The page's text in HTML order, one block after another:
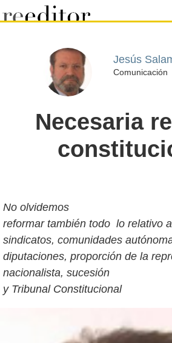
Jesús
Comunicación
Necesaria
No olvidemos
reformar también todo lo relativo
sindicatos, comunidades
diputaciones, proporción de la
nacionalista, sucesión
y Tribunal Constitucional